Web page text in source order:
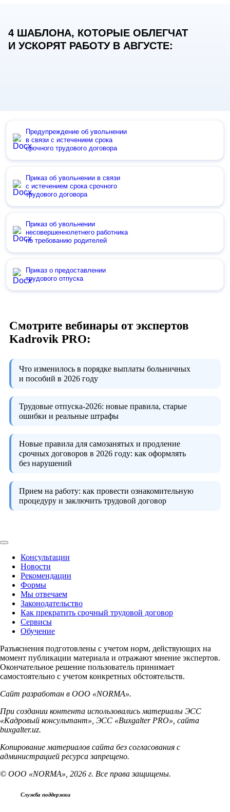
4 ШАБЛОНА, КОТОРЫЕ ОБЛЕГЧАТ
И УСКОРЯТ РАБОТУ В АВГУСТЕ:
Предупреждение об увольнении
в связи с истечением срока
срочного трудового договора
Приказ об увольнении в связи
с истечением срока срочного
трудового договора
Приказ об увольнении
несовершеннолетнего работника
по требованию родителей
Приказ о предоставлении
трудового отпуска
Смотрите вебинары от экспертов
Kadrovik PRO:
Что изменилось в порядке выплаты больничных
и пособий в 2026 году
Трудовые отпуска-2026: новые правила, старые
ошибки и реальные штрафы
Новые правила для самозанятых и продление
срочных договоров в 2026 году: как оформлять
без нарушений
Прием на работу: как провести ознакомительную
процедуру и заключить трудовой договор
Консультации
Новости
Рекомендации
Формы
Мы отвечаем
Законодательство
Как прекратить срочный трудовой договор
Сервисы
Обучение
Разъяснения подготовлены с учетом норм, действующих на
момент публикации материала и отражают мнение экспертов.
Окончательное решение пользователь принимает
самостоятельно с учетом конкретных обстоятельств.
Сайт разработан в ООО «NORMA».
При создании контента использовались материалы ЭСС
«Кадровый консультант», ЭСС «Buxgalter PRO», сайта
buxgalter.uz.
Копирование материалов сайта без согласования с
администрацией ресурса запрещено.
© ООО «NORMA», 2026 г. Все права защищены.
Служба поддержки